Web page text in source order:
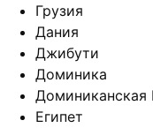
Грузия
Дания
Джибути
Доминика
Доминиканская
Египет